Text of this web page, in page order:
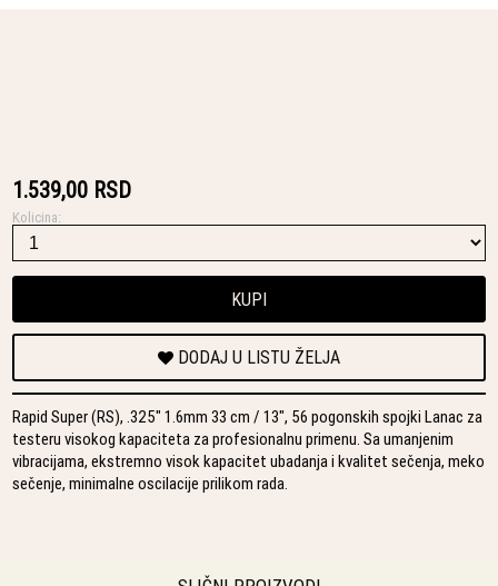
1.539,00 RSD
Kolicina:
KUPI
DODAJ U LISTU ŽELJA
Rapid Super (RS), .325" 1.6mm 33 cm / 13", 56 pogonskih spojki Lanac za
testeru visokog kapaciteta za profesionalnu primenu. Sa umanjenim
vibracijama, ekstremno visok kapacitet ubadanja i kvalitet sečenja, meko
sečenje, minimalne oscilacije prilikom rada.